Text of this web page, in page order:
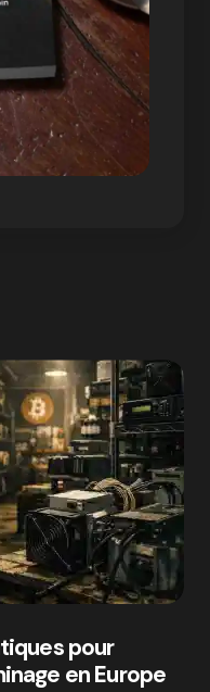
pour
en Europe